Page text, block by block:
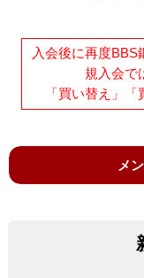
入会後に再度
規入会で
「買い替え」
メ